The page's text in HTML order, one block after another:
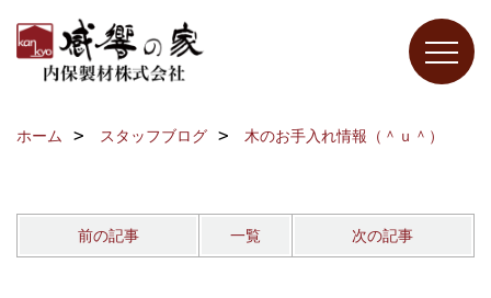
ホーム スタッフブログ 木のお手入れ情報（＾ｕ＾）
前の記事 一覧 次の記事